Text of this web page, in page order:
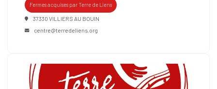
Fermes acquises par Terre de Liens
37330 VILLIERS AU BOUIN
centre@terredeliens.org